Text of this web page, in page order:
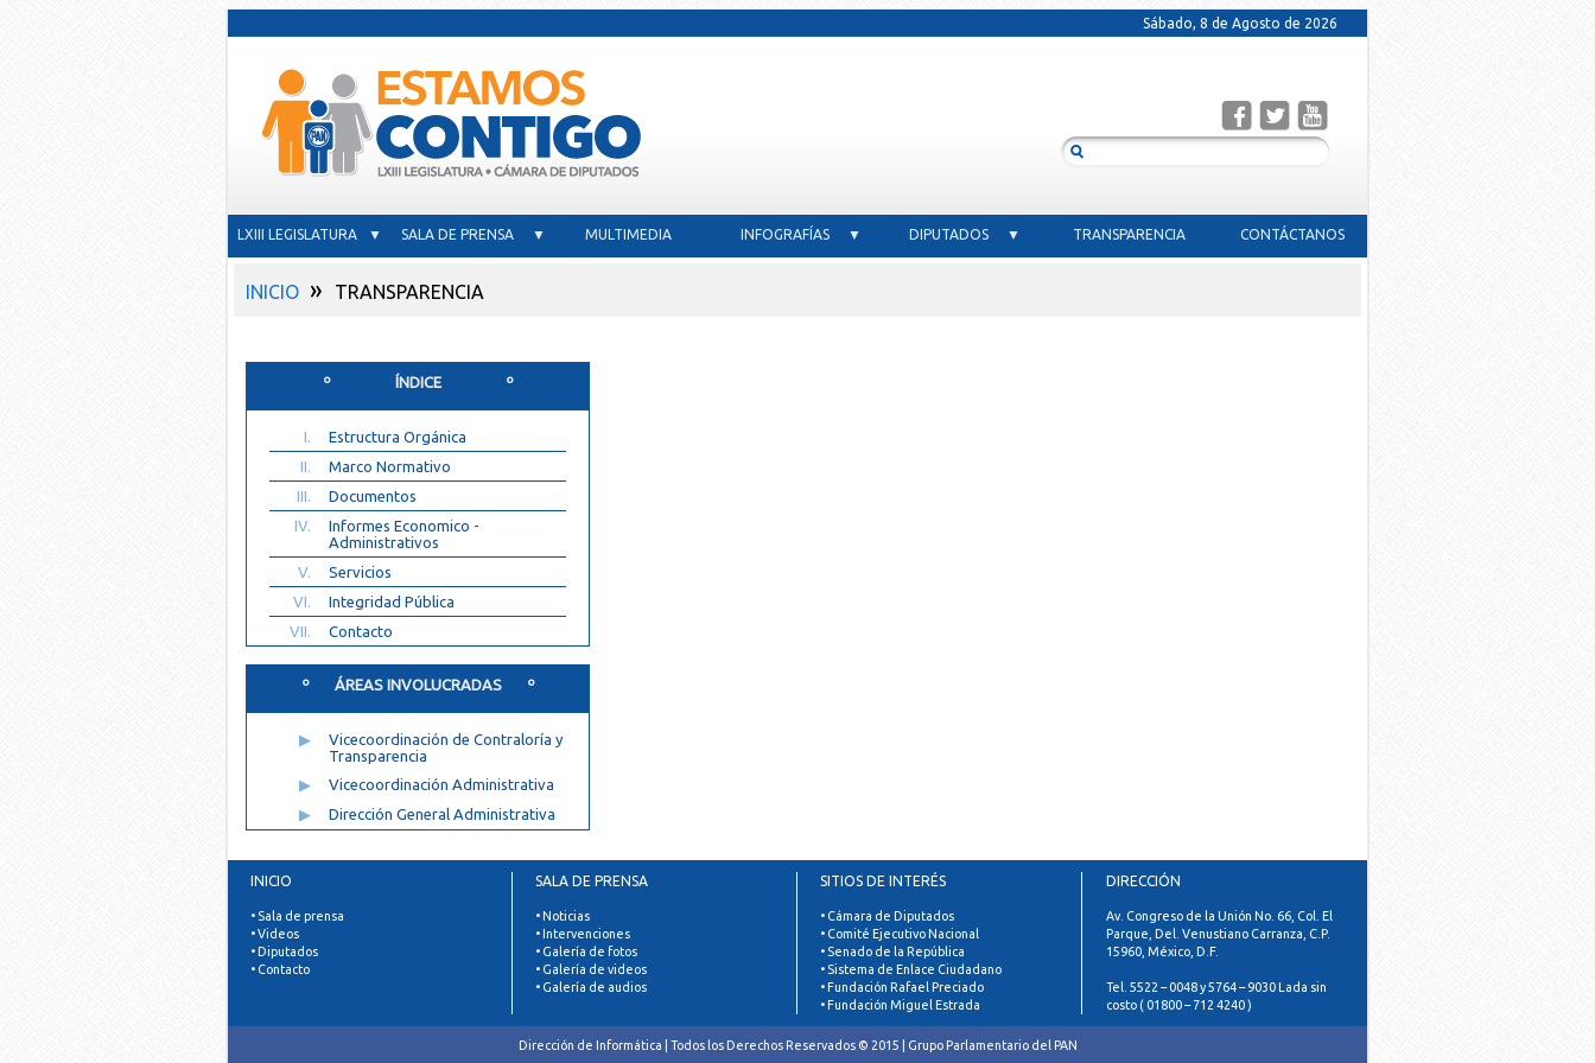
Sábado, 8 de Agosto de 2026
LXIII LEGISLATURA ▼ SALA DE PRENSA ▼ MULTIMEDIA INFOGRAFÍAS ▼ DIPUTADOS ▼ TRANSPARENCIA CONTÁCTANOS
INICIO » TRANSPARENCIA
º ÍNDICE º
I.
Estructura Orgánica
II.
Marco Normativo
III.
Documentos
IV.
Informes Economico -
Administrativos
V.
Servicios
VI.
Integridad Pública
VII.
Contacto
º ÁREAS INVOLUCRADAS º
▶
Vicecoordinación de Contraloría y
Transparencia
▶
Vicecoordinación Administrativa
▶
Dirección General Administrativa
INICIO
• Sala de prensa
• Videos
• Diputados
• Contacto
SALA DE PRENSA
• Noticias
• Intervenciones
• Galería de fotos
• Galería de videos
• Galería de audios
SITIOS DE INTERÉS
• Cámara de Diputados
• Comité Ejecutivo Nacional
• Senado de la República
• Sistema de Enlace Ciudadano
• Fundación Rafael Preciado
• Fundación Miguel Estrada
DIRECCIÓN
Av. Congreso de la Unión No. 66, Col. El
Parque, Del. Venustiano Carranza, C.P.
15960, México, D.F.
Tel. 5522 – 0048 y 5764 – 9030 Lada sin
costo ( 01800 – 712 4240 )
Dirección de Informática | Todos los Derechos Reservados © 2015 | Grupo Parlamentario del PAN